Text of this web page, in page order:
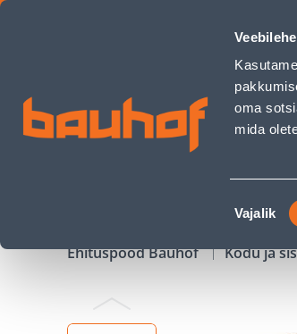
oma
mida
Nõusoleku
valik
Vajalik
DIIVANILAUD BANBURY 150X50XH42CM,
Äriklienditeenindus
Ehituspood Bauhof Kodu ja